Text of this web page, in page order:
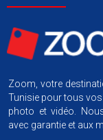
Zoom, votre
Tunisie pour tous
photo et vidéo.
avec garantie et aux